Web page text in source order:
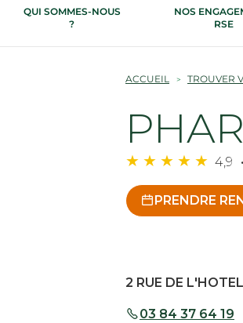
QUI SOMMES-NOUS
?
NOS
RSE
ACCUEIL TROUVER
4,9
PRENDRE
2 RUE DE
03 84 37 64 19